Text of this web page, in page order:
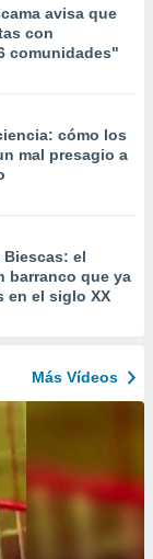
avisa que
con
comunidades"
cómo los
mal presagio a
Biescas: el
barranco que ya
en el siglo XX
Más Vídeos